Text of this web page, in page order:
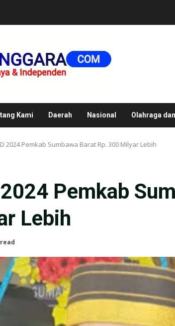
Kami Daerah Nasional Olahraga
2024 Pemkab Sumbawa Barat Rp. 300 Milyar Lebih
Pemkab
Lebih